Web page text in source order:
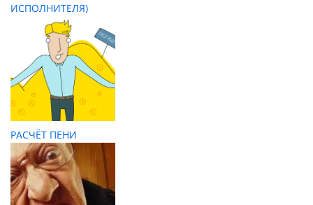
ИСПОЛНИТЕЛЯ)
РАСЧЁТ ПЕНИ